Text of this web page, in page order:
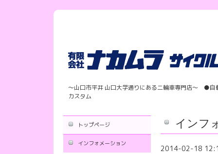
〜山口市平井 山口大学通りにある二輪車専門店〜 ●
カスタム
インフ
2014-02-18
トップページ
インフォメーション